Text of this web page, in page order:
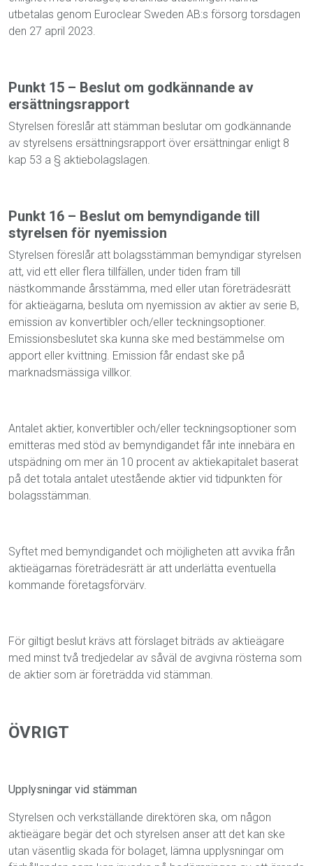
utbetalas genom Euroclear Sweden AB:s försorg torsdagen
den 27 april 2023.
Punkt 15 – Beslut om godkännande av
ersättningsrapport
Styrelsen föreslår att stämman beslutar om godkännande
av styrelsens ersättningsrapport över ersättningar enligt 8
kap 53 a § aktiebolagslagen.
Punkt 16 – Beslut om bemyndigande till
styrelsen för nyemission
Styrelsen föreslår att bolagsstämman bemyndigar styrelsen
att, vid ett eller flera tillfällen, under tiden fram till
nästkommande årsstämma, med eller utan företrädesrätt
för aktieägarna, besluta om nyemission av aktier av serie B,
emission av konvertibler och/eller teckningsoptioner.
Emissionsbeslutet ska kunna ske med bestämmelse om
apport eller kvittning. Emission får endast ske på
marknadsmässiga villkor.
Antalet aktier, konvertibler och/eller teckningsoptioner som
emitteras med stöd av bemyndigandet får inte innebära en
utspädning om mer än 10 procent av aktiekapitalet baserat
på det totala antalet utestående aktier vid tidpunkten för
bolagsstämman.
Syftet med bemyndigandet och möjligheten att avvika från
aktieägarnas företrädesrätt är att underlätta eventuella
kommande företagsförvärv.
För giltigt beslut krävs att förslaget biträds av aktieägare
med minst två tredjedelar av såväl de avgivna rösterna som
de aktier som är företrädda vid stämman.
ÖVRIGT
Upplysningar vid stämman
Styrelsen och verkställande direktören ska, om någon
aktieägare begär det och styrelsen anser att det kan ske
utan väsentlig skada för bolaget, lämna upplysningar om